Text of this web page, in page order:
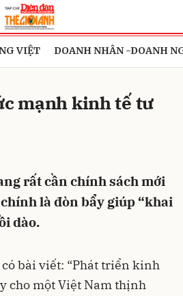
VIỆT DOANH NHÂN -DOANH
mạnh kinh tế tư
rất cần chính sách mới
là đòn bẩy giúp “khai
dào.
bài viết: “Phát triển kinh
cho một Việt Nam thịnh
Hủy Gửi